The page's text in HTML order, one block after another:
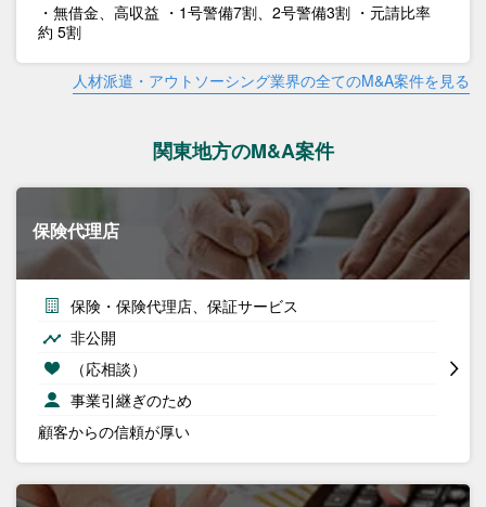
・無借金、高収益 ・1号警備7割、2号警備3割 ・元請比率
約 5割
人材派遣・アウトソーシング業界の全てのM&A案件を見る
関東地方のM&A案件
保険代理店
保険・保険代理店、保証サービス
非公開
（応相談）
事業引継ぎのため
顧客からの信頼が厚い